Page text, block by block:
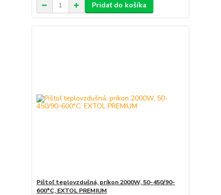
Pridať do košíka
Pištoľ teplovzdušná, príkon 2000W, 50-450/90-
600°C, EXTOL PREMIUM